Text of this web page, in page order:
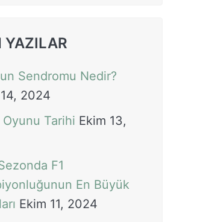
YAZILAR
Sendromu Nedir?
2024
Oyunu Tarihi Ekim 13,
F1
En Büyük
Ekim 11, 2024